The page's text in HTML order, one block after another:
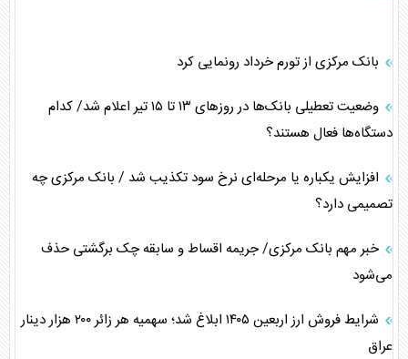
بانک مرکزی از تورم خرداد رونمایی کرد
وضعیت تعطیلی بانک‌ها در روزهای ۱۳ تا ۱۵ تیر اعلام شد/ کدام
دستگاه‌ها فعال هستند؟
افزایش یکباره یا مرحله‌ای نرخ سود تکذیب شد / بانک مرکزی چه
تصمیمی دارد؟
خبر مهم بانک مرکزی/ جریمه اقساط و سابقه چک برگشتی حذف
می‌شود
شرایط فروش ارز اربعین ۱۴۰۵ ابلاغ شد؛ سهمیه هر زائر ۲۰۰ هزار دینار
عراق